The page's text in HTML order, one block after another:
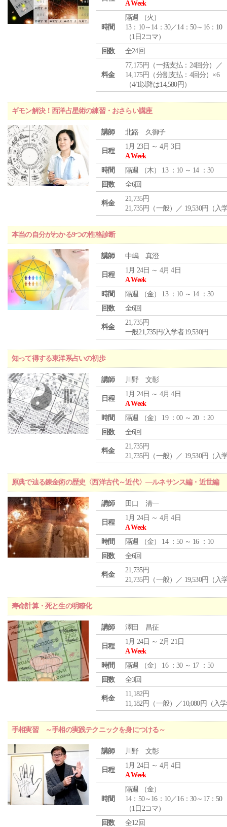
A Week
時間
隔週 （火 ）
13：10～14：30／14：50～16：10
（1日2コマ）
回数
全24回
料金
77,175円（一括支払：24回分）／
14,175円（分割支払：4回分）×6
（4/1以降は14,580円）
ギモン解決！西洋占星術の練習・おさらい講座
講師 北路 久御子
日程
1月 23日 ～ 4月 3日
A Week
時間
隔週 （木） 13 ：10 ～ 14 ：30
回数
全6回
料金
21,735円
21,735円（一般）／ 19,530円（入
本当の自分がわかる9つの性格診断
講師 中嶋 真澄
日程
1月 24日 ～ 4月 4日
A Week
時間
隔週 （金） 13 ：10 ～ 14 ：30
回数
全6回
料金
21,735円
一般21,735円/入学者19,530円
知って得する東洋系占いの初歩
講師 川野 文彰
日程
1月 24日 ～ 4月 4日
A Week
時間
隔週 （金） 19 ：00 ～ 20 ：20
回数
全6回
料金
21,735円
21,735円（一般）／ 19,530円（入
原典で辿る錬金術の歴史〈西洋古代～近代〉―ルネサンス編・近世編
講師 田口 清一
日程
1月 24日 ～ 4月 4日
A Week
時間
隔週 （金） 14 ：50 ～ 16 ：10
回数
全6回
料金
21,735円
21,735円（一般）／ 19,530円（入
寿命計算・死と生の明瞭化
講師 澤田 昌征
日程
1月 24日 ～ 2月 21日
A Week
時間
隔週 （金） 16 ：30 ～ 17 ：50
回数
全3回
料金
11,182円
11,182円（一般）／10,080円（入
手相実習 ～手相の実践テクニックを身につける～
講師 川野 文彰
日程
1月 24日 ～ 4月 4日
A Week
時間
隔週 （金）
14：50～16：10／16：30～17：50
（1日2コマ）
回数
全12回